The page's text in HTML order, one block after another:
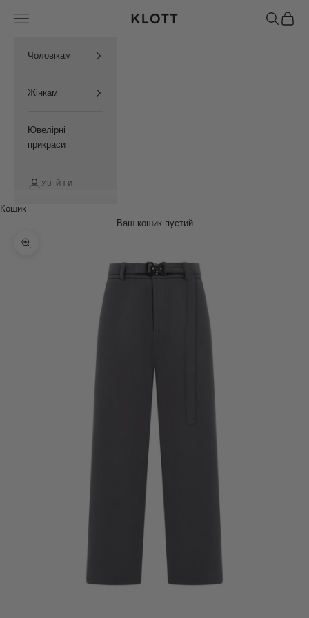
KLOTT UKRAINE
Відкрити меню навігації Відкрити
Чоловікам
Жінкам
Ювелірні
прикраси
УВІЙТИ
Кошик
Ваш кошик пустий
Збільшити